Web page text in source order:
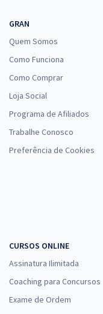
GRAN
Quem Somos
Como Funciona
Como Comprar
Loja Social
Programa de Afiliados
Trabalhe Conosco
Preferência de Cookies
CURSOS ONLINE
Assinatura Ilimitada
Coaching para Concursos
Exame de Ordem